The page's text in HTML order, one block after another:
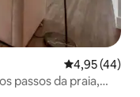
4,95 de uma
4,95 (44)
passos da praia,